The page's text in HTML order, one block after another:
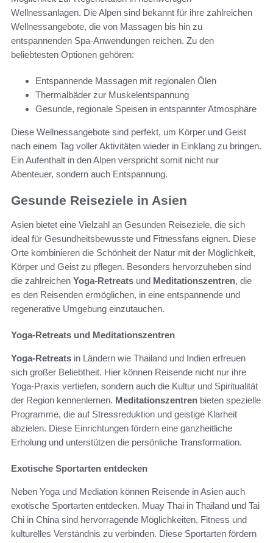
Wellnessanlagen. Die Alpen sind bekannt für ihre zahlreichen
Wellnessangebote, die von Massagen bis hin zu
entspannenden Spa-Anwendungen reichen. Zu den
beliebtesten Optionen gehören:
Entspannende Massagen mit regionalen Ölen
Thermalbäder zur Muskelentspannung
Gesunde, regionale Speisen in entspannter Atmosphäre
Diese Wellnessangebote sind perfekt, um Körper und Geist
nach einem Tag voller Aktivitäten wieder in Einklang zu bringen.
Ein Aufenthalt in den Alpen verspricht somit nicht nur
Abenteuer, sondern auch Entspannung.
Gesunde Reiseziele in Asien
Asien bietet eine Vielzahl an Gesunden Reiseziele, die sich
ideal für Gesundheitsbewusste und Fitnessfans eignen. Diese
Orte kombinieren die Schönheit der Natur mit der Möglichkeit,
Körper und Geist zu pflegen. Besonders hervorzuheben sind
die zahlreichen Yoga-Retreats und Meditationszentren, die
es den Reisenden ermöglichen, in eine entspannende und
regenerative Umgebung einzutauchen.
Yoga-Retreats und Meditationszentren
Yoga-Retreats in Ländern wie Thailand und Indien erfreuen
sich großer Beliebtheit. Hier können Reisende nicht nur ihre
Yoga-Praxis vertiefen, sondern auch die Kultur und Spiritualität
der Region kennenlernen. Meditationszentren bieten spezielle
Programme, die auf Stressreduktion und geistige Klarheit
abzielen. Diese Einrichtungen fördern eine ganzheitliche
Erholung und unterstützen die persönliche Transformation.
Exotische Sportarten entdecken
Neben Yoga und Mediation können Reisende in Asien auch
exotische Sportarten entdecken. Muay Thai in Thailand und Tai
Chi in China sind hervorragende Möglichkeiten, Fitness und
kulturelles Verständnis zu verbinden. Diese Sportarten fördern